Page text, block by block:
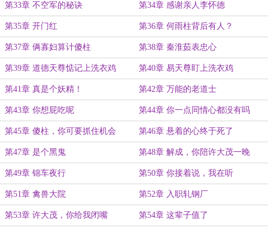
第33章 不空军的秘诀 第34章 感谢亲人李怀德
第35章 开门红 第36章 何雨柱背后有人？
第37章 俩寡妇算计傻柱 第38章 秦淮茹表忠心
第39章 道德天尊惦记上洗衣鸡 第40章 易天尊盯上洗衣鸡
第41章 真是个妖精！ 第42章 万能的老道士
第43章 你想屁吃呢 第44章 你一点同情心都没有吗
第45章 傻柱，你可要抓住机会 第46章 悬着的心终于死了
第47章 是个黑鬼 第48章 解成，你陪许大茂一晚
第49章 锦车夜行 第50章 你接着说，我在听
第51章 禽兽大院 第52章 入职轧钢厂
第53章 许大茂，你给我闭嘴 第54章 这辈子值了